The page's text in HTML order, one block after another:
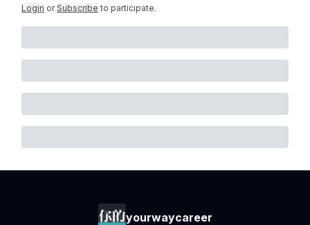
Login or Subscribe to participate.
yourwaycareer